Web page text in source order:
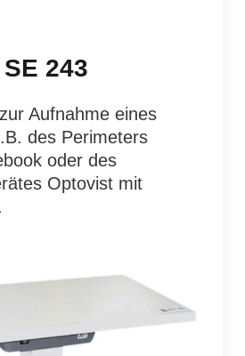
243
Aufnahme eines
des Perimeters
oder des
Optovist mit